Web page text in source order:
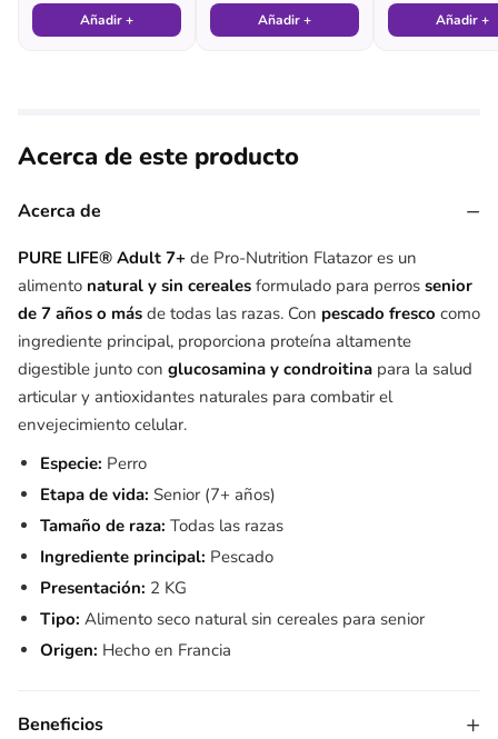
Añadir + Añadir + Añadir +
Acerca de este producto
Acerca de −
PURE LIFE® Adult 7+ de Pro-Nutrition Flatazor es un
alimento natural y sin cereales formulado para perros senior
de 7 años o más de todas las razas. Con pescado fresco como
ingrediente principal, proporciona proteína altamente
digestible junto con glucosamina y condroitina para la salud
articular y antioxidantes naturales para combatir el
envejecimiento celular.
Especie: Perro
Etapa de vida: Senior (7+ años)
Tamaño de raza: Todas las razas
Ingrediente principal: Pescado
Presentación: 2 KG
Tipo: Alimento seco natural sin cereales para senior
Origen: Hecho en Francia
Beneficios +